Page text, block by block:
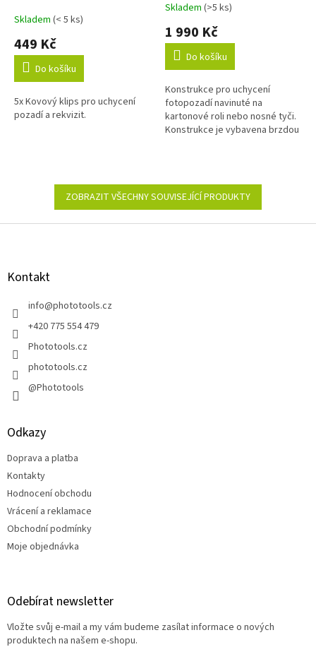
Skladem (< 5 ks)
449 Kč
Do košíku
5x Kovový klips pro uchycení
pozadí a rekvizit.
Průměrné
produktu
5,0
5
hvězdiček.
Skladem (>5 ks)
1 990 Kč
Do košíku
Konstrukce pro uchycení
fotopozadí navinuté na
kartonové roli nebo nosné tyči.
Konstrukce je vybavena brzdou
ZOBRAZIT VŠECHNY SOUVISEJÍCÍ PRODUKTY
Z
Kontakt
info@phototools.cz
+420 775 554 479
Phototools.cz
phototools.cz
@Phototools
Odkazy
Doprava a platba
Kontakty
Hodnocení obchodu
Vrácení a reklamace
Obchodní podmínky
Moje objednávka
Odebírat newsletter
Vložte svůj e-mail a my vám budeme zasílat informace o nových
produktech na našem e-shopu.